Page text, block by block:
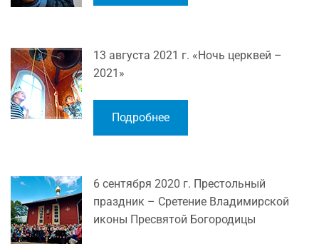
13 августа 2021 г. «Ночь церквей –
2021»
Подробнее
6 сентября 2020 г. Престольный
праздник – Сретение Владимирской
иконы Пресвятой Богородицы